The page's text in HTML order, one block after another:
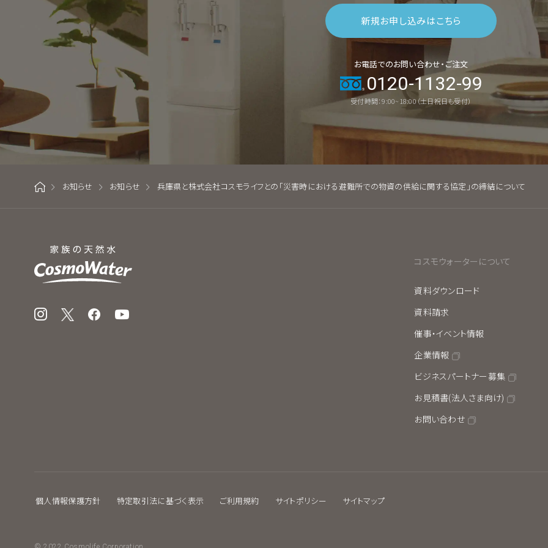
新規お申し込みはこちら
お電話でのお問い合わせ・ご注文
0120-1132-99
受付時間：9:00~18:00（土日祝日も受付）
ホームお知らせ お知らせ 兵庫県と株式会社コスモライフとの「災害時における避難所での物資の供給に関する協定」の締結について
Instagram Facebook
コスモウォーターについて
資料ダウンロード
資料請求
催事・イベント情報
企業情報
ビジネスパートナー募集
お見積書(法人さま向け)
お問い合わせ
個人情報保護方針 特定取引法に基づく表示 ご利用規約 サイトポリシー サイトマップ